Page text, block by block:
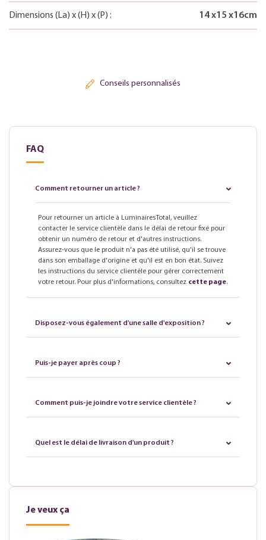
Dimensions (La) x(H) x(P) : 14x15 x16cm
Conseils personnalisés
FAQ
Comment retourner un article ?
Pour retourner un article à LuminairesTotal, veuillez
contacter le service clientèle dans le délai de retour fixé pour
obtenir un numéro de retour et d'autres instructions.
Assurez-vous que le produit n'a pas été utilisé, qu'il se trouve
dans son emballage d'origine et qu'il est en bon état. Suivez
les instructions du service clientèle pour gérer correctement
votre retour. Pour plus d'informations, consultez cette page.
Disposez-vous également d'une salle d'exposition ?
Puis-je payer après coup ?
Comment puis-je joindre votre service clientèle ?
Quel est le délai de livraison d'un produit ?
Je veux ça